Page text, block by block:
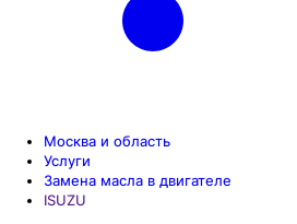
Москва и область
Услуги
Замена масла в двигателе
ISUZU